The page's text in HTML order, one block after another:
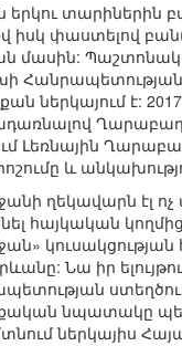
երկու տարիներին
իսկ փաստելով
մասին:
Հանրապետության
ներկայում է:
Լեռնային
և
ղեկավարն էլ
հայկական
Նա իր
նպատակը
ներկայիս